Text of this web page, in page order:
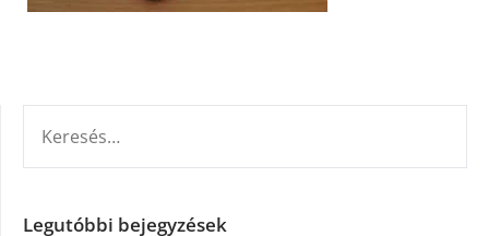
Legutóbbi bejegyzések